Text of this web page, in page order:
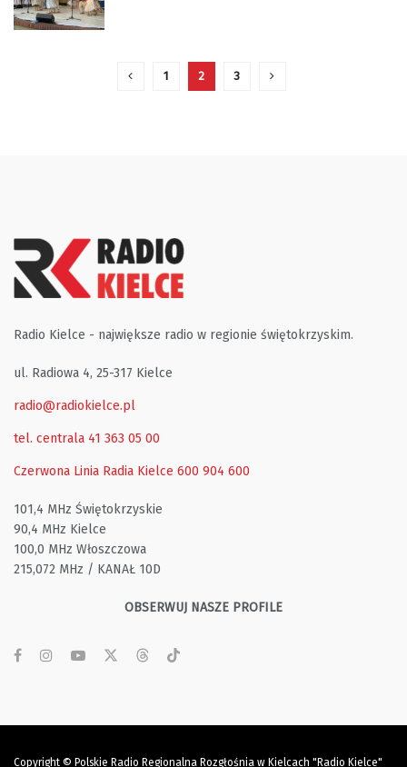
1 2 3
Radio Kielce - największe radio w regionie świętokrzyskim.
ul. Radiowa 4, 25-317 Kielce
radio@radiokielce.pl
tel. centrala 41 363 05 00
Czerwona Linia Radia Kielce 600 904 600
101,4 MHz Świętokrzyskie
90,4 MHz Kielce
100,0 MHz Włoszczowa
215,072 MHz / KANAŁ 10D
OBSERWUJ NASZE PROFILE
Copyright © Polskie Radio Regionalna Rozgłośnia w Kielcach "Radio Kielce"